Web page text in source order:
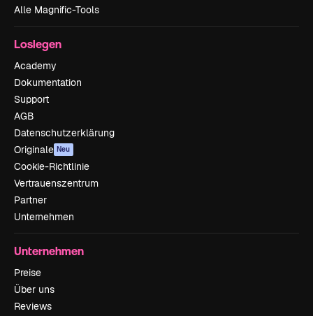
Alle Magnific-Tools
Loslegen
Academy
Dokumentation
Support
AGB
Datenschutzerklärung
Originale Neu
Cookie-Richtlinie
Vertrauenszentrum
Partner
Unternehmen
Unternehmen
Preise
Über uns
Reviews